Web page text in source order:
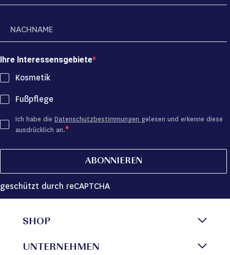
Ihre Interessensgebiete
Kosmetik
Fußpflege
Ich habe die Datenschutzbestimmungen gelesen und erkenne diese
ausdrücklich an.
ABONNIEREN
geschützt durch reCAPTCHA
SHOP
UNTERNEHMEN